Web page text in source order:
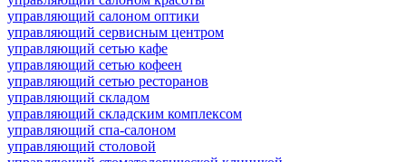
управляющий салоном оптики
управляющий сервисным центром
управляющий сетью кафе
управляющий сетью кофеен
управляющий сетью ресторанов
управляющий складом
управляющий складским комплексом
управляющий спа-салоном
управляющий столовой